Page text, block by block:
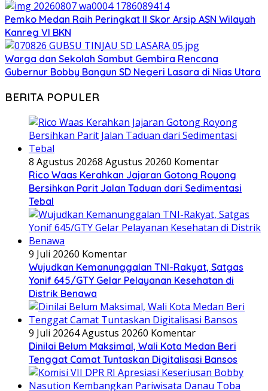
Pemko Medan Raih Peringkat II Skor Arsip ASN Wilayah
Kanreg VI BKN
Warga dan Sekolah Sambut Gembira Rencana
Gubernur Bobby Bangun SD Negeri Lasara di Nias Utara
BERITA POPULER
8 Agustus 20268 Agustus 20260 Komentar
Rico Waas Kerahkan Jajaran Gotong Royong
Bersihkan Parit Jalan Taduan dari Sedimentasi
Tebal
9 Juli 20260 Komentar
Wujudkan Kemanunggalan TNI-Rakyat, Satgas
Yonif 645/GTY Gelar Pelayanan Kesehatan di
Distrik Benawa
9 Juli 20264 Agustus 20260 Komentar
Dinilai Belum Maksimal, Wali Kota Medan Beri
Tenggat Camat Tuntaskan Digitalisasi Bansos